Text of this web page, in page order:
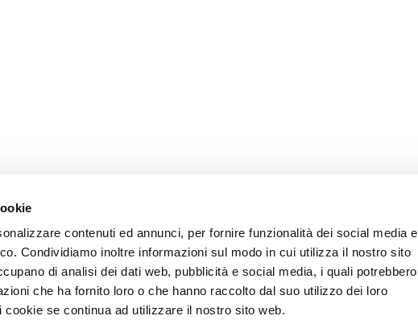
contenuti ed annunci, per fornire funzionalità dei social media e
Condividiamo inoltre informazioni sul modo in cui utilizza il nostro sito
di analisi dei dati web, pubblicità e social media, i quali potrebbero
che ha fornito loro o che hanno raccolto dal suo utilizzo dei loro
se continua ad utilizzare il nostro sito web.